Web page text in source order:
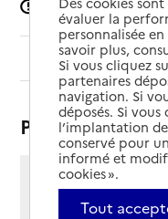
Signaler une
Sommaire
Présentation
103 rue Jean
44400 - Rezé
évaluer la
personnalisée
savoir plus,
Si vous cliquez
partenaires
navigation. Si
déposés. Si
l’implantation
conservé pour
informé et
cookies ».
Tout